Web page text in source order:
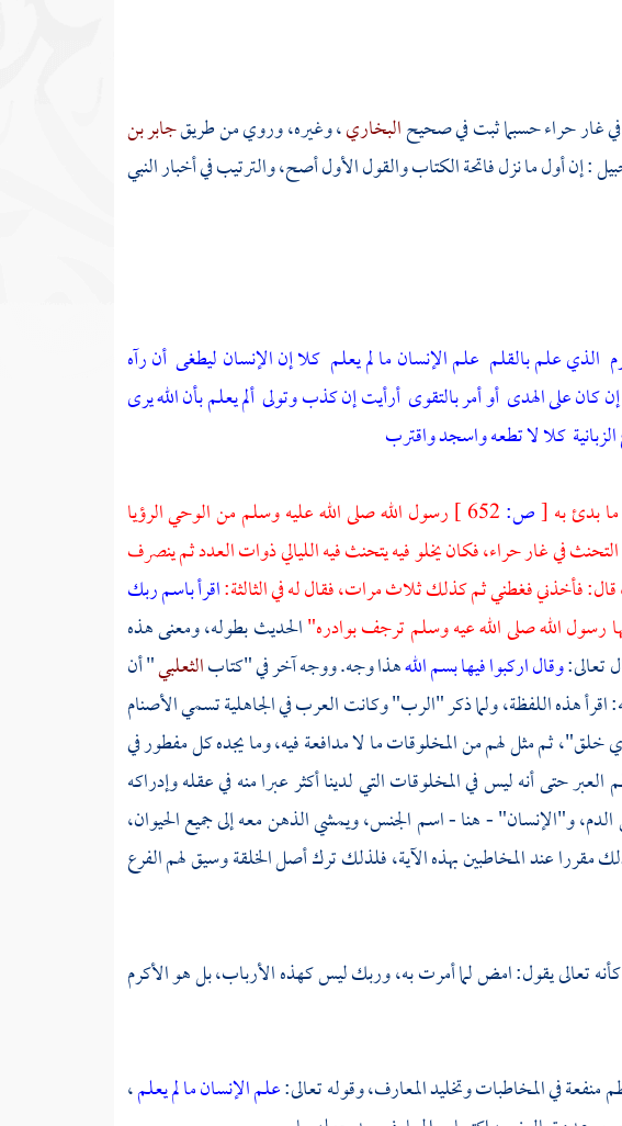
غار حراءحسبما ثبت في صحيحالبخاري، وغيره، وروي من طريقجابر بن
: إن أول ما نزل فاتحة الكتاب والقول الأول أصح، والترتيب في أخبار النبي
الذي علم بالقلم علم الإنسان ما لم يعلم كلا إن الإنسان ليطغى أن رآه
كان على الهدى أو أمر بالتقوى أرأيت إن كذب وتولىألم يعلم بأن الله يرى
كلا لا تطعه واسجد واقترب
بدئ به[ص:
رسول الله صلى الله عليه وسلم من الوحي الرؤيا
فيغار حراء،فكان يخلو فيه يتحنث فيه الليالي ذوات العدد ثم ينصرف
قال: فأخذني فغطني ثم كذلك ثلاث مرات، فقال له في الثالثة:اقرأ باسم ربك
رسول الله صلى الله عيه وسلم ترجف بوادره"الحديث بطوله، ومعنى هذه
تعالى:وقال اركبوا فيها بسم اللههذا وجه. ووجه آخر في "كتابالثعلبي" أن
هذه اللفظة، ولما ذكر "الرب" وكانتالعربفي الجاهلية تسمي الأصنام
خلق"، ثم مثل لهم من المخلوقات ما لا مدافعة فيه، وما يجده كل مفطور في
حتى أنه ليس في المخلوقات التي لدينا أكثر عبرا منه في عقله وإدراكه
و"الإنسان" - هنا - اسم الجنس، ويمشي الذهن معه إلى جميع الحيوان،
مقررا عند المخاطبين بهذه الآية، فلذلك ترك أصل الخلقة وسيق لهم الفرع
تعالى يقول: امض لما أمرت به، وربك ليس كهذه الأرباب، بل هو الأكرم
في المخاطبات وتخليد المعارف، وقوله تعالى:علم الإنسان ما لم يعلم،